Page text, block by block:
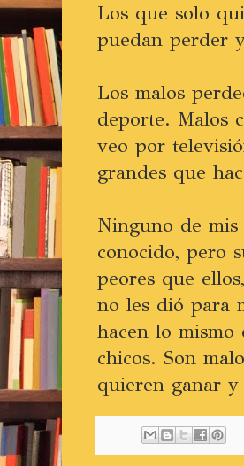
Los que solo
puedan perder
Los malos
deporte. Malos
veo por
grandes que
Ninguno de
conocido, pero
peores que
no les dió para
hacen lo mismo
chicos. Son
quieren ganar